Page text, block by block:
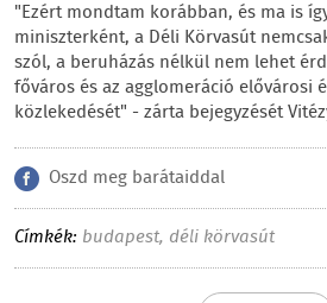
"Ezért mondtam korábban, és ma is
miniszterként, a Déli Körvasút
szól, a beruházás nélkül nem lehet
főváros és az agglomeráció elővárosi
közlekedését" - zárta bejegyzését
Oszd meg barátaiddal
Címkék: budapest, déli körvasút